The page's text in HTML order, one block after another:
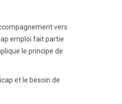
vers
emploi fait partie
le principe de
et le besoin de